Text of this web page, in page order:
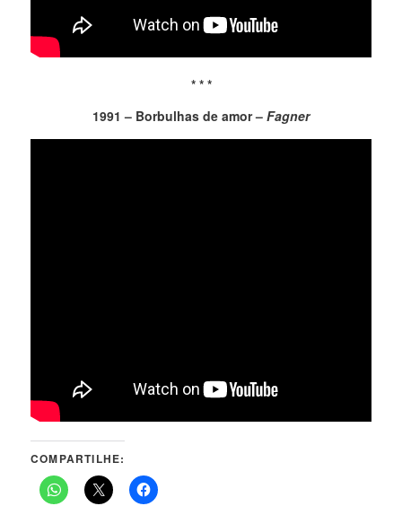
* * *
1991 – Borbulhas de amor – Fagner
COMPARTILHE: